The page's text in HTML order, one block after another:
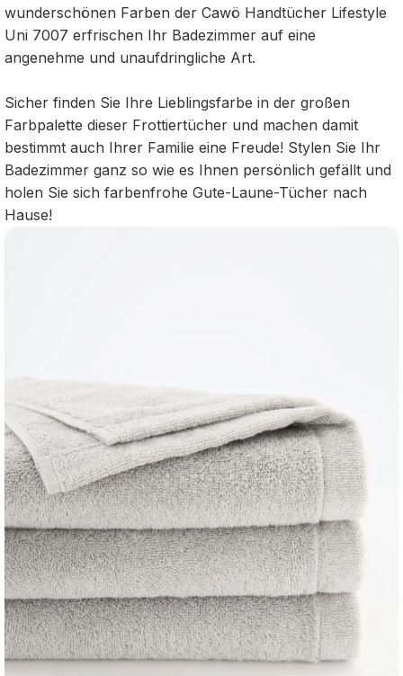
wunderschönen Farben der Cawö Handtücher Lifestyle
Uni 7007 erfrischen Ihr Badezimmer auf eine
angenehme und unaufdringliche Art.
Sicher finden Sie Ihre Lieblingsfarbe in der großen
Farbpalette dieser Frottiertücher und machen damit
bestimmt auch Ihrer Familie eine Freude! Stylen Sie Ihr
Badezimmer ganz so wie es Ihnen persönlich gefällt und
holen Sie sich farbenfrohe Gute-Laune-Tücher nach
Hause!